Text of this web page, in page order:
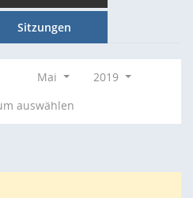
Sitzungen
Mai
2019
auswählen